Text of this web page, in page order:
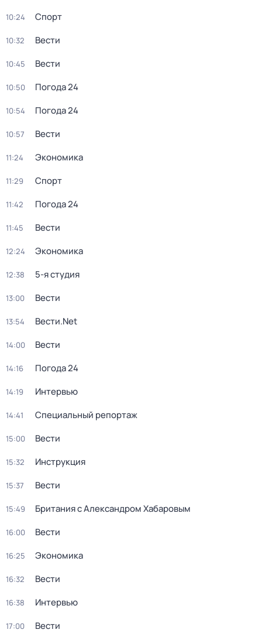
10:24 Спорт
10:32 Вести
10:45 Вести
10:50 Погода 24
10:54 Погода 24
10:57 Вести
11:24 Экономика
11:29 Спорт
11:42 Погода 24
11:45 Вести
12:24 Экономика
12:38 5-я студия
13:00 Вести
13:54 Вести.Net
14:00 Вести
14:16 Погода 24
14:19 Интервью
14:41 Специальный репортаж
15:00 Вести
15:32 Инструкция
15:37 Вести
15:49 Британия с Александром Хабаровым
16:00 Вести
16:25 Экономика
16:32 Вести
16:38 Интервью
17:00 Вести